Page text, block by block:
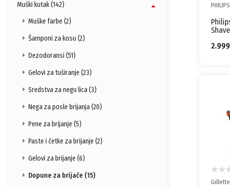
Muški kutak (142)
Muške farbe (2)
Šamponi za kosu (2)
Dezodoransi (51)
Gelovi za tuširanje (23)
Sredstva za negu lica (3)
Nega za posle brijanja (20)
Pene za brijanje (5)
Paste i četke za brijanje (2)
Gelovi za brijanje (6)
Dopune za brijače (15)
PHILIPS
Gillette